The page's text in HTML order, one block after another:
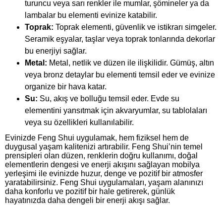
turuncu veya sarı renkler ile mumlar, şömineler ya da
lambalar bu elementi evinize katabilir.
Toprak: Toprak elementi, güvenlik ve istikrarı simgeler.
Seramik eşyalar, taşlar veya toprak tonlarında dekorlar
bu enerjiyi sağlar.
Metal: Metal, netlik ve düzen ile ilişkilidir. Gümüş, altın
veya bronz detaylar bu elementi temsil eder ve evinize
organize bir hava katar.
Su: Su, akış ve bolluğu temsil eder. Evde su
elementini yansıtmak için akvaryumlar, su tablolaları
veya su özellikleri kullanılabilir.
Evinizde Feng Shui uygulamak, hem fiziksel hem de
duygusal yaşam kalitenizi artırabilir. Feng Shui’nin temel
prensipleri olan düzen, renklerin doğru kullanımı, doğal
elementlerin dengesi ve enerji akışını sağlayan mobilya
yerleşimi ile evinizde huzur, denge ve pozitif bir atmosfer
yaratabilirsiniz. Feng Shui uygulamaları, yaşam alanınızı
daha konforlu ve pozitif bir hale getirerek, günlük
hayatınızda daha dengeli bir enerji akışı sağlar.